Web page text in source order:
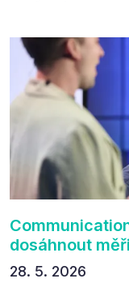
zúčastnit i
výborný
absolutně
Communication
své zpětné
cítit po celý 9.
tématem „Od
povedl.
dosáhnout
28. 5. 2026